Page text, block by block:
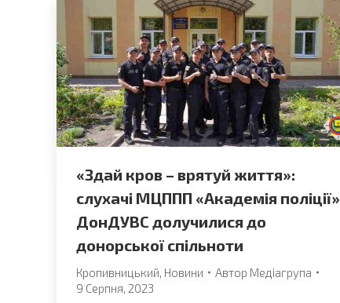
«Здай кров – врятуй життя»:
слухачі МЦППП «Академія поліції»
ДонДУВС долучилися до
донорської спільноти
Кропивницький, Новини Автор Медіагрупа
9 Серпня, 2023